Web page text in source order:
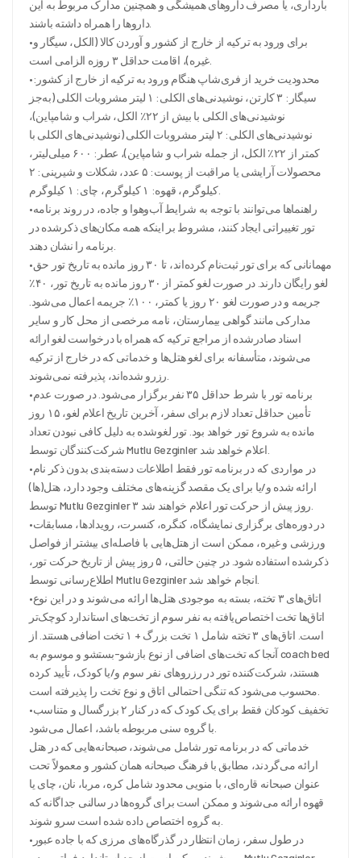
بارداری، یا مصرف داروهای همیشگی و همچنین مدارک مربوط به این
داروها را همراه داشته باشند.
•برای ورود به ترکیه از خارج از کشور و آوردن کالا (الکل، سیگار و
غیره)، اقامت حداقل ۳ روزه الزامی است.
•محدودیت خرید از فری‌شاپ هنگام ورود به ترکیه از خارج از کشور:
سیگار: ۳ کارتن، نوشیدنی‌های الکلی: ۱ لیتر مشروبات الکلی (به‌جز
نوشیدنی‌های الکلی با بیش از ۲۲٪ الکل، شراب و شامپاین)،
نوشیدنی‌های الکلی: ۲ لیتر مشروبات الکلی (نوشیدنی‌های الکلی با
کمتر از ۲۲٪ الکل، از جمله شراب و شامپاین)، عطر: ۶۰۰ میلی‌لیتر،
محصولات آرایشی یا مراقبت از پوست: ۵ عدد، شکلات و شیرینی: ۲
کیلوگرم، قهوه: ۱ کیلوگرم، چای: ۱ کیلوگرم.
•راهنماها می‌توانند با توجه به شرایط آب‌وهوا و جاده، در روند برنامه
تور تغییراتی ایجاد کنند، مشروط بر اینکه همه مکان‌های ذکرشده در
•مهمانانی که برای تور ثبت‌نام کرده‌اند، تا ۳۰ روز مانده به تاریخ تور حق
لغو رایگان دارند. در صورت لغو کمتر از ۳۰ روز مانده به تاریخ تور، ۴۰٪
جریمه و در صورت لغو ۲۰ روز یا کمتر، ۱۰۰٪ جریمه اعمال می‌شود.
مدارکی مانند گواهی بیمارستان، نامه مرخصی از محل کار و سایر
اسناد صادرشده از مراجع ترکیه که همراه با درخواست لغو ارائه
می‌شوند، متأسفانه برای لغو هتل‌ها و خدماتی که در خارج از ترکیه
•برنامه تور با شرط حداقل ۳۵ نفر برگزار می‌شود. در صورت عدم
تأمین حداقل تعداد لازم برای سفر، آخرین تاریخ اعلام لغو، ۱۵ روز
مانده به شروع تور خواهد بود. تور لغوشده به دلیل کافی نبودن تعداد
•در مواردی که در برنامه تور فقط اطلاعات دسته‌بندی بدون ذکر نام
ارائه شده و/یا برای یک مقصد گزینه‌های مختلف وجود دارد، هتل(ها)
•در دوره‌های برگزاری نمایشگاه، کنگره، کنسرت، رویدادها، مسابقات
ورزشی و غیره، ممکن است از هتل‌هایی با فاصله‌ای بیشتر از فواصل
ذکرشده استفاده شود. در چنین حالتی، ۵ روز پیش از تاریخ حرکت تور،
•اتاق‌های ۳ تخته، بسته به موجودی هتل‌ها ارائه می‌شوند و در این نوع
اتاق‌ها تخت اختصاص‌یافته به نفر سوم از تخت‌های استاندارد کوچک‌تر
است. اتاق‌های ۳ تخته شامل ۱ تخت بزرگ + ۱ تخت اضافی هستند. از
آنجا که تخت‌های اضافی از نوع بازشو-بستشو و موسوم به coach bed
هستند، شرکت‌کننده تور در رزروهای نفر سوم و/یا کودک، تأیید کرده
•تخفیف کودکان فقط برای یک کودک که در کنار ۲ بزرگسال و متناسب
خدماتی که در برنامه تور شامل می‌شوند، صبحانه‌هایی که در هتل
ارائه می‌گردند، مطابق با فرهنگ صبحانه همان کشور و معمولاً تحت
عنوان صبحانه قاره‌ای، با منویی محدود شامل کره، مربا، نان، چای یا
قهوه ارائه می‌شوند و ممکن است برای گروه‌ها در سالنی جداگانه که
•در طول سفر، زمان انتظار در گذرگاه‌های مرزی که با جاده عبور